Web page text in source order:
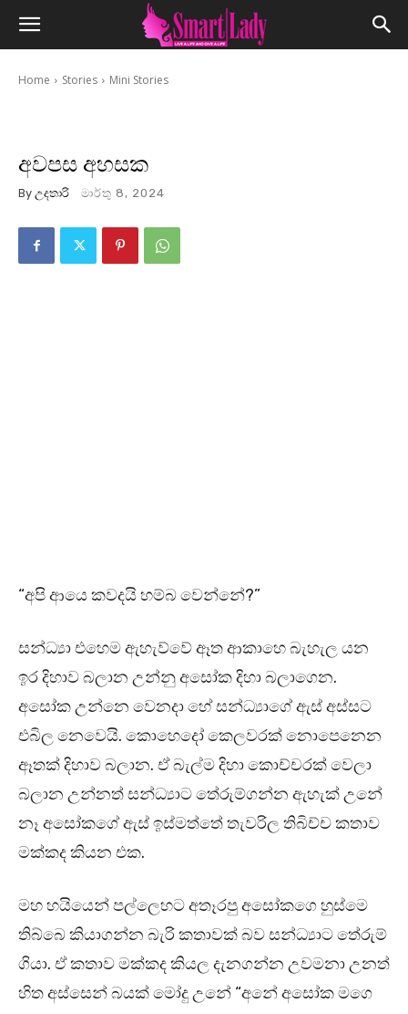
Home Stories Mini Stories
අවපස අහසක
By උදතාරි මාර්තු 8, 2024
“අපි ආයෙ කවදයි හම්බ වෙන්නේ?”
සන්ධ්‍යා එහෙම ඇහැව්වේ ඈත ආකාහෙ බැහැල යන
ඉර දිහාව බලාන උන්නු අසෝක දිහා බලාගෙන.
අසෝක උන්නෙ වෙනදා හේ සන්ධ්‍යාගේ ඇස් අස්සට
එබිල නෙවෙයි. කොහෙදෝ කෙලවරක් නොපෙනෙන
ඈතක් දිහාව බලාන. ඒ බැල්ම දිහා කොච්චරක් වෙලා
බලාන උන්නත් සන්ධ්‍යාට තේරුම්ගන්න ඇහැක් උනේ
නෑ අසෝකගේ ඇස් ඉස්මත්තේ තැවරිල තිබිච්ච කතාව
මක්කද කියන එක.
මහ හයියෙන් පල්ලෙහට අතෑරපු අසෝකගෙ හුස්මෙ
තිබ්බෙ කියාගන්න බැරි කතාවක් බව සන්ධ්‍යාට තේරුම්
ගියා. ඒ කතාව මක්කද කියල දැනගන්න උවමනා උනත්
හිත අස්සෙන් බයක් මෝදු උනේ “අනේ අසෝක මගෙ